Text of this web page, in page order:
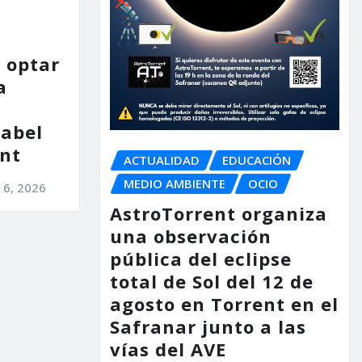
optar
6, 2026
ACTUALIDAD
EDUCACIÓN
MEDIO AMBIENTE
OCIO
AstroTorrent organiza
una observación
pública del eclipse
total de Sol del 12 de
agosto en Torrent en el
Safranar junto a las
vías del AVE